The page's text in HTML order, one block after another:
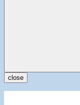
close